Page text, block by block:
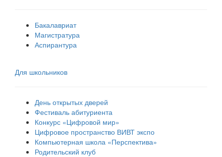
Бакалавриат
Магистратура
Аспирантура
Для школьников
День открытых дверей
Фестиваль абитуриента
Конкурс «Цифровой мир»
Цифровое пространство ВИВТ экспо
Компьютерная школа «Перспектива»
Родительский клуб